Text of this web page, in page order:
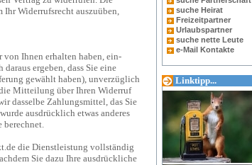
Ihr Widerrufsrecht auszuüben,
Ihnen erhalten haben, ein-
ergeben, dass Sie eine
gewählt haben), unverzüglich
Mitteilung über Ihren Widerruf
dasselbe Zahlungsmittel, das Sie
ausdrücklich etwas anderes
berechnet.
die Dienstleistung vollständig
Sie dazu Ihre ausdrückliche
suche Heirat
Freizeitpartner
Urlaubspartner
suche nette Leute
e-Mail Kontakte
Linktipp...